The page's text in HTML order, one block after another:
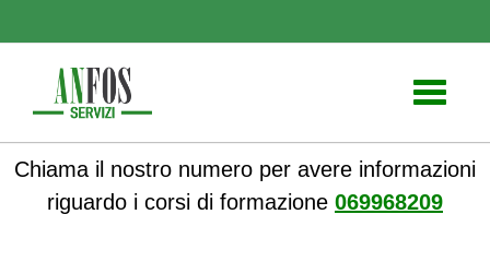
Toggle
Chiama il nostro numero per avere informazioni
riguardo i corsi di formazione 069968209